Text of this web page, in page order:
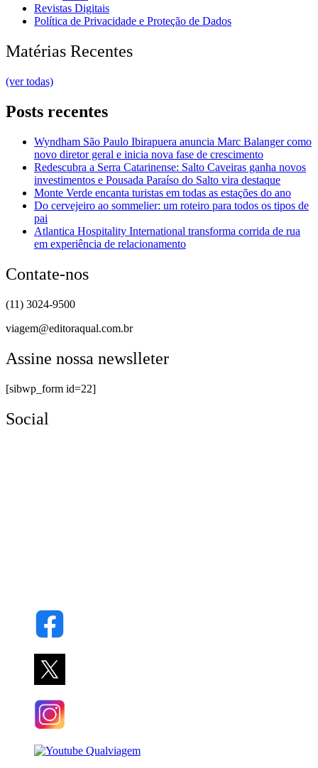
Revistas Digitais
Política de Privacidade e Proteção de Dados
Matérias Recentes
(ver todas)
Posts recentes
Wyndham São Paulo Ibirapuera anuncia Marc Balanger como
novo diretor geral e inicia nova fase de crescimento
Redescubra a Serra Catarinense: Salto Caveiras ganha novos
investimentos e Pousada Paraíso do Salto vira destaque
Monte Verde encanta turistas em todas as estações do ano
Do cervejeiro ao sommelier: um roteiro para todos os tipos de
pai
Atlantica Hospitality International transforma corrida de rua
em experiência de relacionamento
Contate-nos
(11) 3024-9500
viagem@editoraqual.com.br
Assine nossa newslleter
[sibwp_form id=22]
Social